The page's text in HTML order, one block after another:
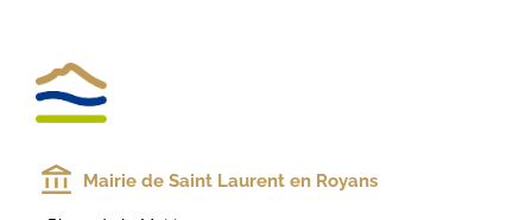
Mairie de Saint Laurent en Royans